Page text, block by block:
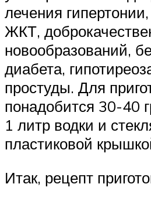
лечения
ЖКТ,
новообразований,
диабета,
простуды. Для
понадобится 30-40
1 литр водки и
пластиковой
Итак, рецепт